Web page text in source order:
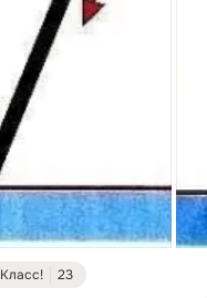
Класс! 23